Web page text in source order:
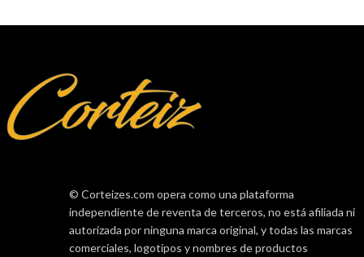
© Corteizes.com opera como una plataforma
independiente de reventa de terceros, no está afiliada ni
autorizada por ninguna marca original, y todas las marcas
comerciales, logotipos y nombres de productos